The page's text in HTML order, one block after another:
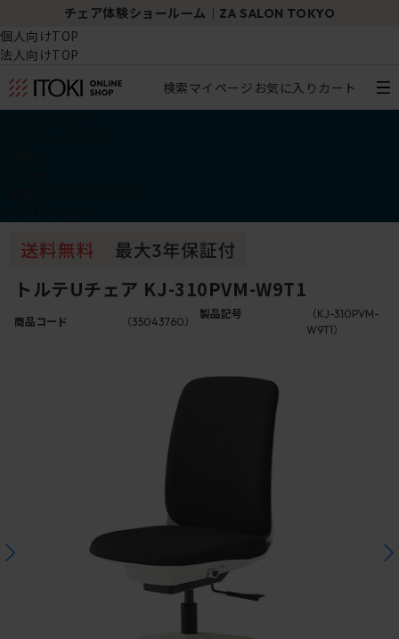
チェア体験ショールーム｜ZA SALON TOKYO
個人向けTOP
法人向けTOP
検索マイページ お気に入り カート
トルテUチェア KJ-310PVM-W9T1
商品コード （35043760）
製品記号
（KJ-310PVM-
W9T1）